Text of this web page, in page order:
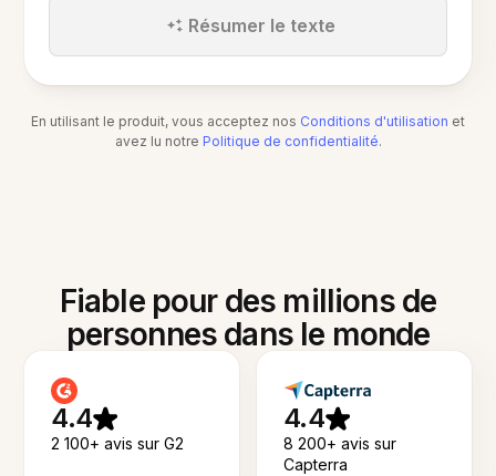
Résumer le texte
En utilisant le produit, vous acceptez nos Conditions d'utilisation et
avez lu notre Politique de confidentialité.
Fiable pour des millions de
personnes dans le monde
4.4
2 100+ avis sur G2
4.4
8 200+ avis sur
Capterra